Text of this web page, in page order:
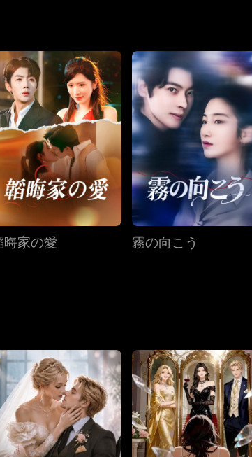
つながりの強さと、2人の間にある切れ
晦家の愛 霧の向こう